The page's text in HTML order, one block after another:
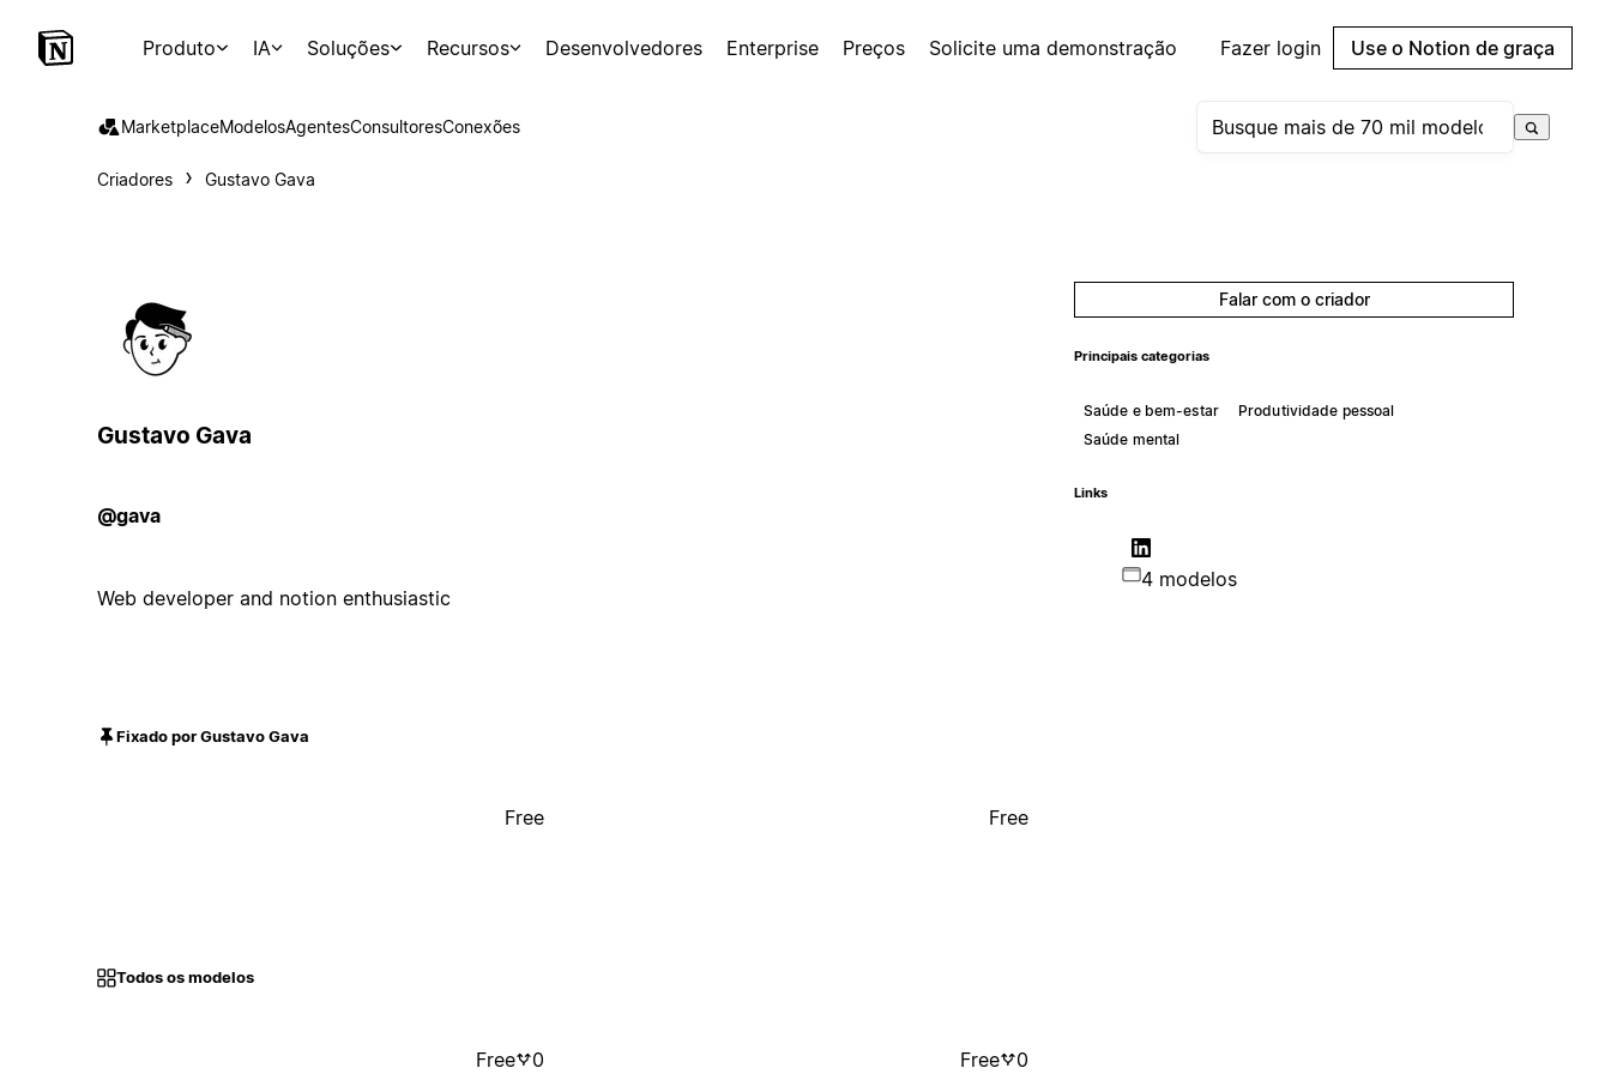
Produto IA Soluções Recursos Desenvolvedores Enterprise Preços Solicite uma demonstração Fazer login Use o Notion de graça
MarketplaceModelosAgentesConsultoresConexões
Criadores Gustavo Gava
Gustavo Gava
@gava
Web developer and notion enthusiastic
Falar com o criador
Principais categorias
Saúde e bem-estar
Produtividade pessoal
Saúde mental
Links
4 modelos
Fixado por Gustavo Gava
Free Free
Todos os modelos
Free 0 Free 0